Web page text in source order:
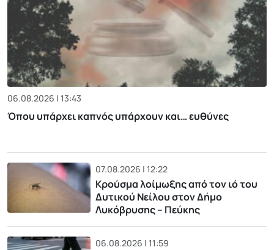
06.08.2026 | 13:43
Όπου υπάρχει καπνός υπάρχουν και… ευθύνες
07.08.2026 | 12:22
Κρούσμα λοίμωξης από τον ιό του
Δυτικού Νείλου στον Δήμο
Λυκόβρυσης – Πεύκης
06.08.2026 | 11:59